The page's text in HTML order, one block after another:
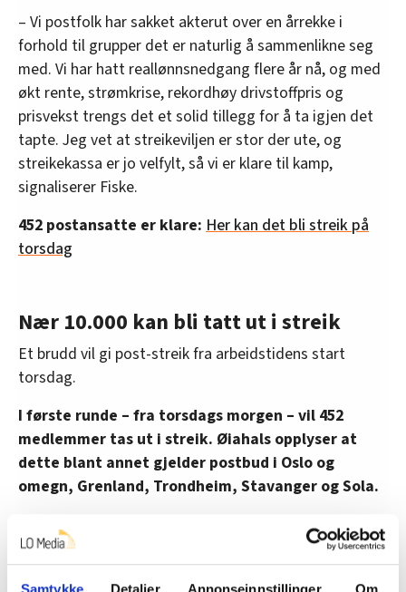
– Vi postfolk har sakket akterut over en årrekke i
forhold til grupper det er naturlig å sammenlikne seg
med. Vi har hatt reallønnsnedgang flere år nå, og med
økt rente, strømkrise, rekordhøy drivstoffpris og
prisvekst trengs det et solid tillegg for å ta igjen det
tapte. Jeg vet at streikeviljen er stor der ute, og
streikekassa er jo velfylt, så vi er klare til kamp,
signaliserer Fiske.
452 postansatte er klare: Her kan det bli streik på
torsdag
Nær 10.000 kan bli tatt ut i streik
Et brudd vil gi post-streik fra arbeidstidens start
torsdag.
I første runde – fra torsdags morgen – vil 452
medlemmer tas ut i streik. Øiahals opplyser at
dette blant annet gjelder postbud i Oslo og
omegn, Grenland, Trondheim, Stavanger og Sola.
– I tillegg tar vi ut en del ansatte ved
Østlandsterminalen i Lørenskog, hvor post til hele
landet sorteres og klargjøres. Konsekvensen av en